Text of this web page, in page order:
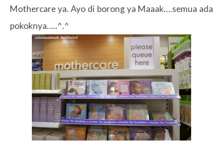
Mothercare ya. Ayo di borong ya Maaak….semua ada
pokoknya…..^.^